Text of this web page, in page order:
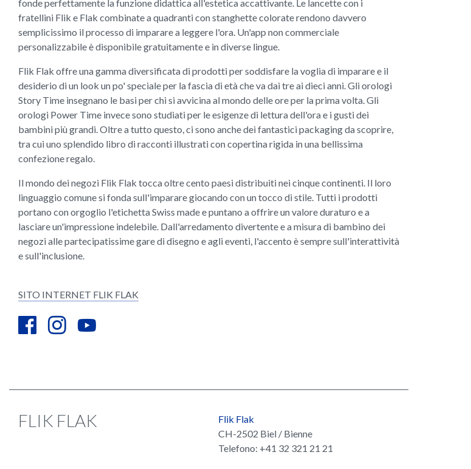
fonde perfettamente la funzione didattica all'estetica accattivante. Le lancette con i
fratellini Flik e Flak combinate a quadranti con stanghette colorate rendono davvero
semplicissimo il processo di imparare a leggere l'ora. Un'app non commerciale
personalizzabile è disponibile gratuitamente e in diverse lingue.
Flik Flak offre una gamma diversificata di prodotti per soddisfare la voglia di imparare e il
desiderio di un look un po' speciale per la fascia di età che va dai tre ai dieci anni. Gli orologi
Story Time insegnano le basi per chi si avvicina al mondo delle ore per la prima volta. Gli
orologi Power Time invece sono studiati per le esigenze di lettura dell'ora e i gusti dei
bambini più grandi. Oltre a tutto questo, ci sono anche dei fantastici packaging da scoprire,
tra cui uno splendido libro di racconti illustrati con copertina rigida in una bellissima
confezione regalo.
Il mondo dei negozi Flik Flak tocca oltre cento paesi distribuiti nei cinque continenti. Il loro
linguaggio comune si fonda sull'imparare giocando con un tocco di stile. Tutti i prodotti
portano con orgoglio l'etichetta Swiss made e puntano a offrire un valore duraturo e a
lasciare un'impressione indelebile. Dall'arredamento divertente e a misura di bambino dei
negozi alle partecipatissime gare di disegno e agli eventi, l'accento è sempre sull'interattività
e sull'inclusione.
SITO INTERNET FLIK FLAK
FLIK FLAK
Flik Flak
CH-2502 Biel / Bienne
Telefono: +41 32 321 21 21